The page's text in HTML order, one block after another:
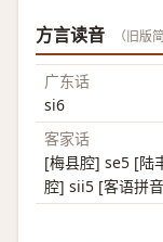
方言读音 （旧版
广东话
si6
客家话
[梅县腔] se5 [陆
腔] sii5 [客语拼